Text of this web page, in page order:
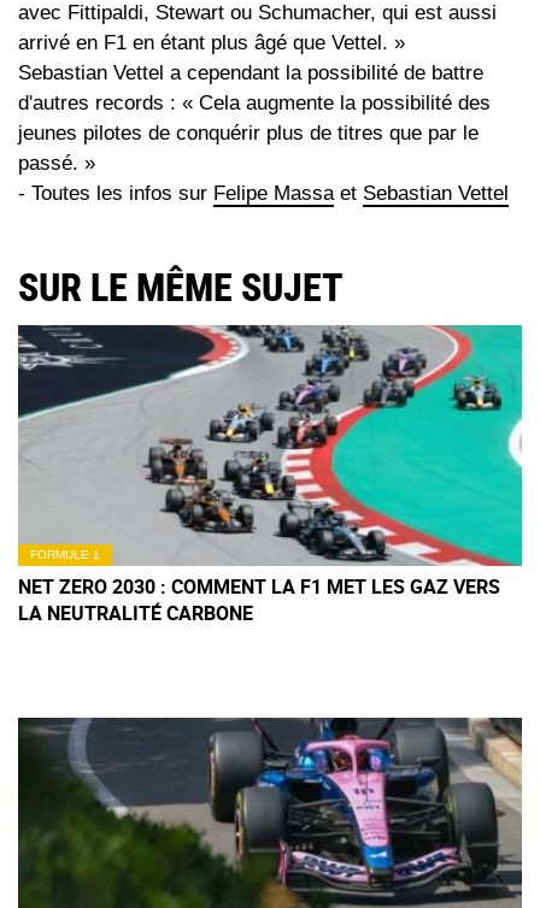
avec Fittipaldi, Stewart ou Schumacher, qui est aussi
arrivé en F1 en étant plus âgé que Vettel. »
Sebastian Vettel a cependant la possibilité de battre
d'autres records : « Cela augmente la possibilité des
jeunes pilotes de conquérir plus de titres que par le
passé. »
- Toutes les infos sur Felipe Massaet Sebastian Vettel
SUR LE MÊME SUJET
FORMULE 1
NET ZERO 2030 : COMMENT LA F1 MET LES GAZ VERS
LA NEUTRALITÉ CARBONE